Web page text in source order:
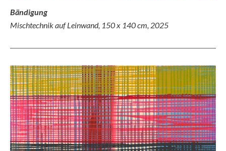
Bändigung
Mischtechnik auf Leinwand, 150 x 140 cm, 2025